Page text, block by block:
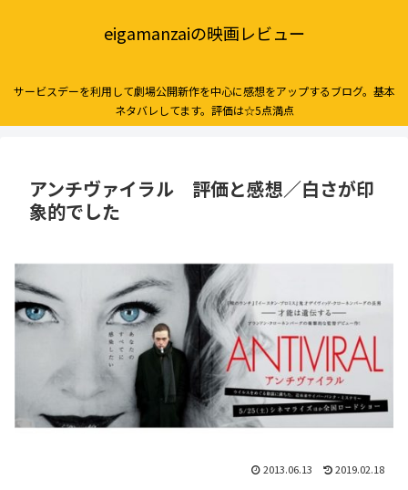
eigamanzaiの映画レビュー
サービスデーを利用して劇場公開新作を中心に感想をアップするブログ。基本
ネタバレしてます。評価は☆5点満点
アンチヴァイラル 評価と感想／白さが印
象的でした
2013.06.13 2019.02.18